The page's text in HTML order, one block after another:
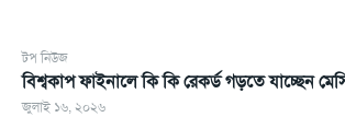
টপ নিউজ
বিশ্বকাপ ফাইনালে কি কি রেকর্ড গড়তে যাচ্ছেন
জুলাই ১৬, ২০২৬